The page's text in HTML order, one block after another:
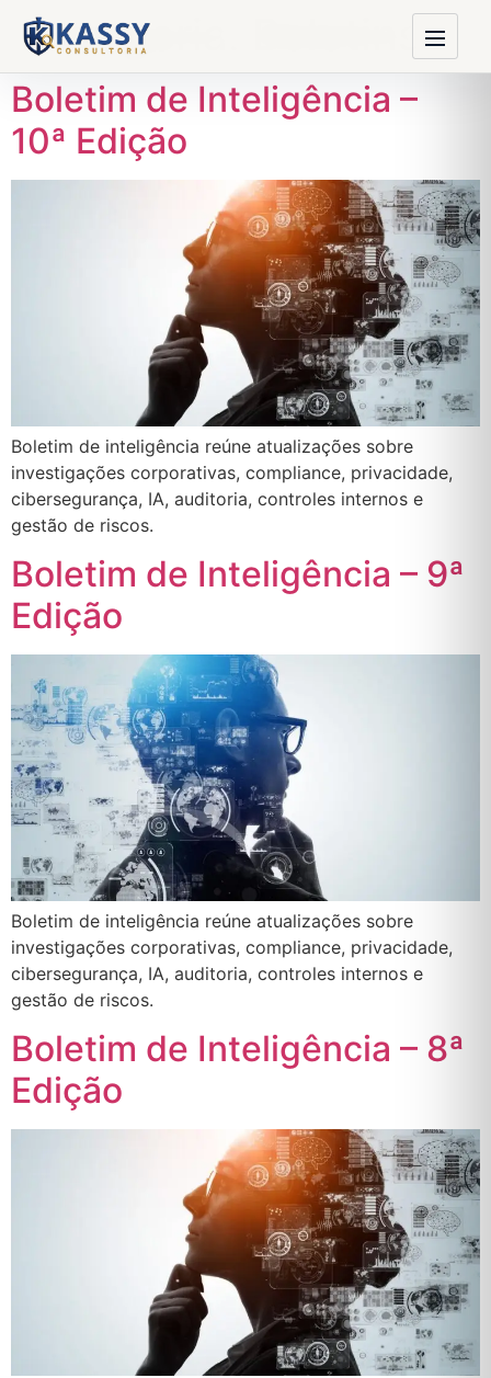
Categoria:
Boletim de Inteligência –
10ª Edição
Boletim de inteligência reúne atualizações sobre
investigações corporativas, compliance, privacidade,
cibersegurança, IA, auditoria, controles internos e
gestão de riscos.
Boletim de Inteligência – 9ª
Edição
Boletim de inteligência reúne atualizações sobre
investigações corporativas, compliance, privacidade,
cibersegurança, IA, auditoria, controles internos e
gestão de riscos.
Boletim de Inteligência – 8ª
Edição